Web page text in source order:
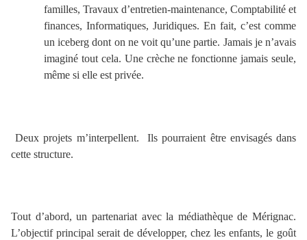
familles, Travaux d’entretien-maintenance, Comptabilité et
finances, Informatiques, Juridiques. En fait, c’est comme
un iceberg dont on ne voit qu’une partie. Jamais je n’avais
imaginé tout cela. Une crèche ne fonctionne jamais seule,
même si elle est privée.
Deux projets m’interpellent. Ils pourraient être envisagés dans
cette structure.
Tout d’abord, un partenariat avec la médiathèque de Mérignac.
L’objectif principal serait de développer, chez les enfants, le goût